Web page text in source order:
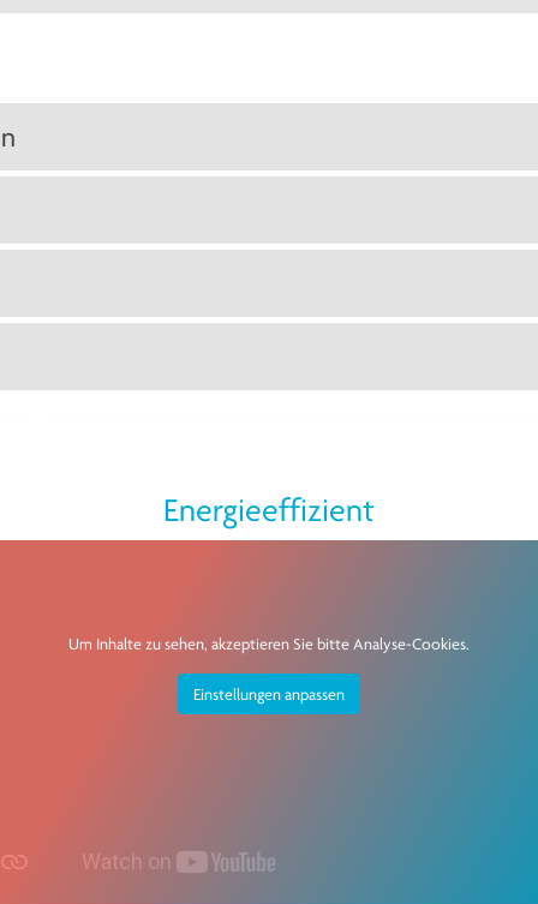
Energieeffizient
Um Inhalte zu sehen, akzeptieren Sie bitte Analyse-Cookies.
Einstellungen anpassen